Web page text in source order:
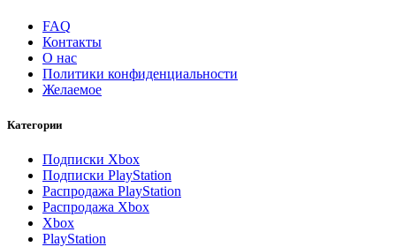
FAQ
Контакты
О нас
Политики конфиденциальности
Желаемое
Категории
Подписки Xbox
Подписки PlayStation
Распродажа PlayStation
Распродажа Xbox
Xbox
PlayStation